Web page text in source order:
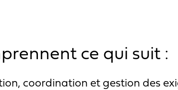
ce qui suit :
coordination et gestion des